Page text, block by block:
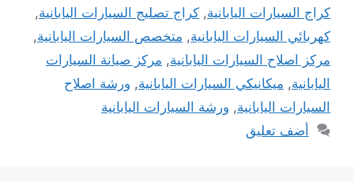
كراج السيارات اليابانية, كراج تصليج السيارات اليابانية,
كهربائي السيارات اليابانية, متخصص السيارات اليابانية,
مركز اصلاح السيارات اليابانية, مركز صيانة السيارات
اليابانية, ميكانيكي السيارات اليابانية, ورشة اصلاح
السيارات اليابانية, ورشة السيارات اليابانية
أضف تعليق